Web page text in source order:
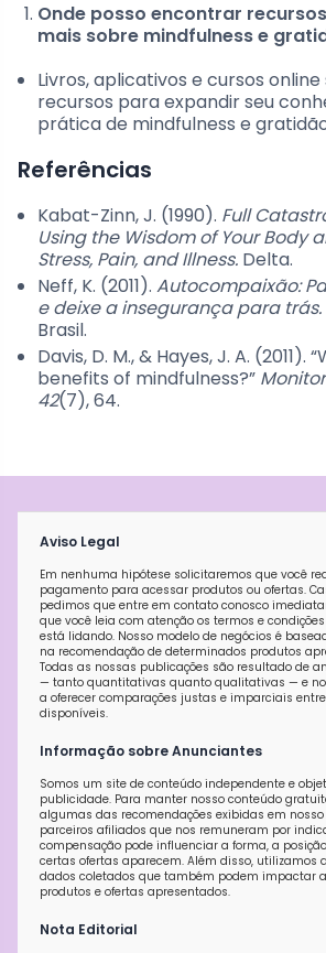
Onde posso encontrar
mais sobre mindfulness e
Livros, aplicativos e cursos
recursos para expandir seu
prática de mindfulness e
Referências
Kabat-Zinn, J. (1990). Full
Using the Wisdom of Your Body
Stress, Pain, and Illness. Delta.
Neff, K. (2011). Autocompaixão:
e deixe a insegurança para trás.
Brasil.
Davis, D. M., & Hayes, J. A. (2011).
benefits of mindfulness?”
42(7), 64.
Aviso Legal
Em nenhuma hipótese solicitaremos que você
pagamento para acessar produtos ou ofertas.
pedimos que entre em contato conosco
que você leia com atenção os termos e
está lidando. Nosso modelo de negócios é
na recomendação de determinados produtos
Todas as nossas publicações são resultado de
— tanto quantitativas quanto qualitativas — e
a oferecer comparações justas e imparciais
disponíveis.
Informação sobre Anunciantes
Somos um site de conteúdo independente e
publicidade. Para manter nosso conteúdo
algumas das recomendações exibidas em
parceiros afiliados que nos remuneram por
compensação pode influenciar a forma, a
certas ofertas aparecem. Além disso, utilizamos
dados coletados que também podem impactar
produtos e ofertas apresentados.
Nota Editorial